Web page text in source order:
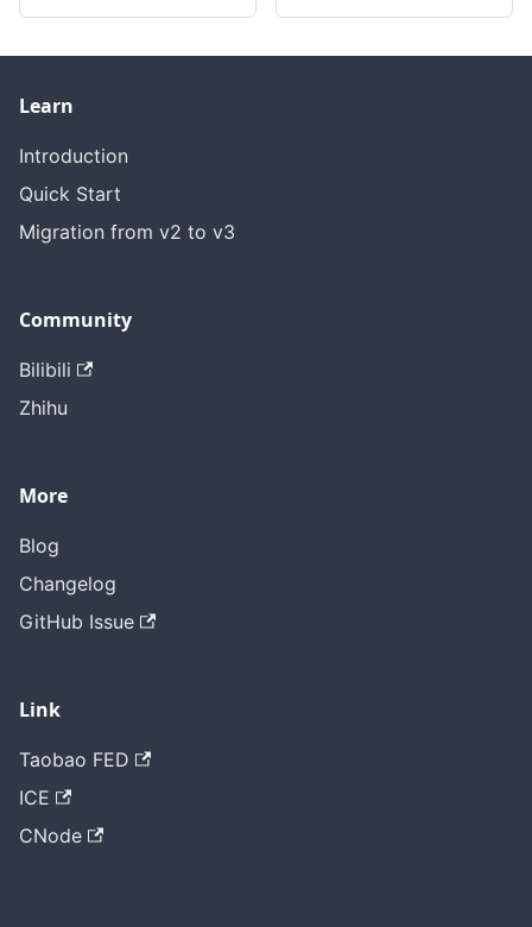
Learn
Introduction
Quick Start
Migration from v2 to v3
Community
Bilibili
Zhihu
More
Blog
Changelog
GitHub Issue
Link
Taobao FED
ICE
CNode